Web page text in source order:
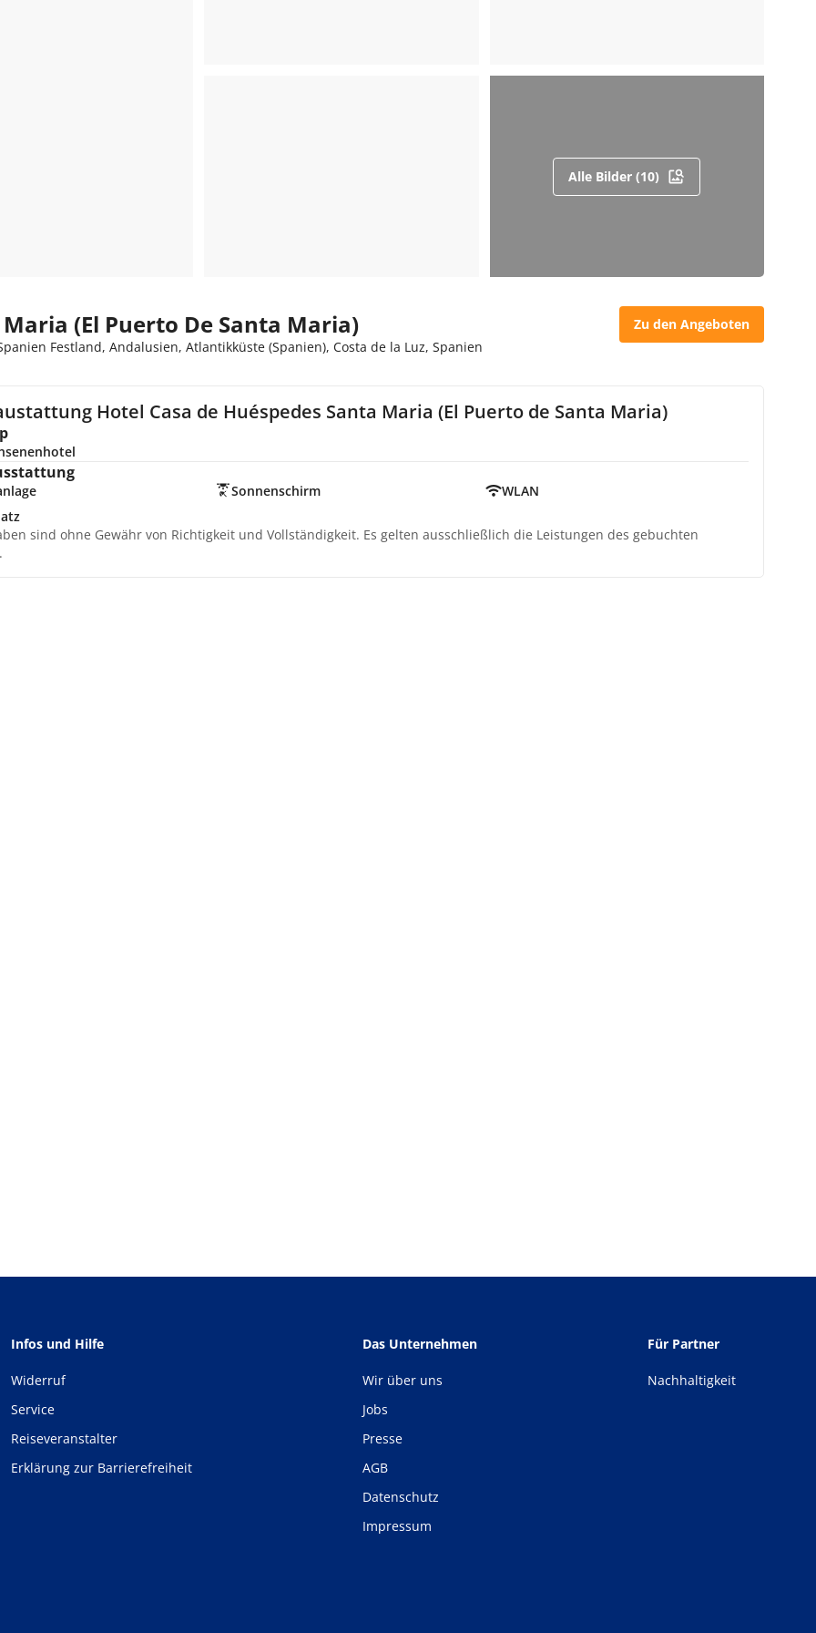
Alle Bilder (10)
(El Puerto De Santa Maria)
Festland, Andalusien, Atlantikküste (Spanien), Costa de la Luz, Spanien
Zu den Angeboten
Hotel Casa de Huéspedes Santa Maria (El Puerto de Santa Maria)
Sonnenschirm
WLAN
sind ohne Gewähr von Richtigkeit und Vollständigkeit. Es gelten ausschließlich die Leistungen des gebuchten
Infos und Hilfe
Widerruf
Service
Reiseveranstalter
Erklärung zur Barrierefreiheit
Das Unternehmen
Wir über uns
Jobs
Presse
AGB
Datenschutz
Impressum
Für Partner
Nachhaltigkeit